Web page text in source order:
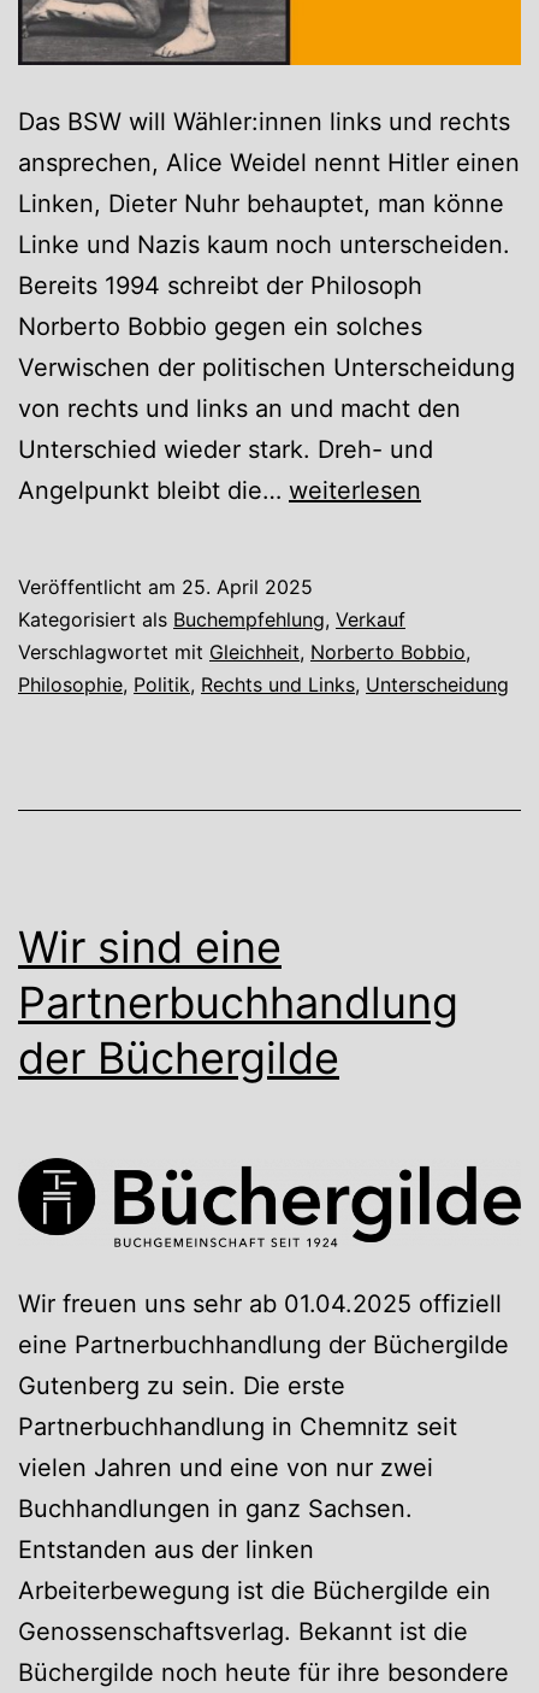
Das BSW will Wähler:innen links und rechts
ansprechen, Alice Weidel nennt Hitler einen
Linken, Dieter Nuhr behauptet, man könne
Linke und Nazis kaum noch unterscheiden.
Bereits 1994 schreibt der Philosoph
Norberto Bobbio gegen ein solches
Verwischen der politischen Unterscheidung
von rechts und links an und macht den
Unterschied wieder stark. Dreh- und
Angelpunkt bleibt die… „Rechts
von
Norberto
Bobbio
weiterlesen
Veröffentlicht am 25. April 2025
Kategorisiert als Buchempfehlung, Verkauf
Verschlagwortet mit Gleichheit, Norberto Bobbio,
Philosophie, Politik, Rechts und Links, Unterscheidung
Wir sind eine
Partnerbuchhandlung
der Büchergilde
Wir freuen uns sehr ab 01.04.2025 offiziell
eine Partnerbuchhandlung der Büchergilde
Gutenberg zu sein. Die erste
Partnerbuchhandlung in Chemnitz seit
vielen Jahren und eine von nur zwei
Buchhandlungen in ganz Sachsen.
Entstanden aus der linken
Arbeiterbewegung ist die Büchergilde ein
Genossenschaftsverlag. Bekannt ist die
Büchergilde noch heute für ihre besondere